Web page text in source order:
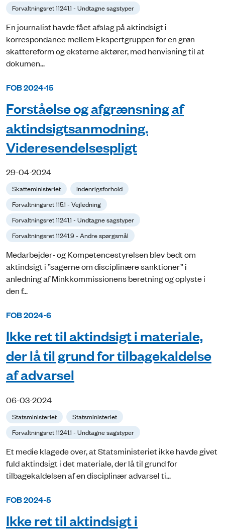
Forvaltningsret 11241.1 - Undtagne sagstyper
En journalist havde fået afslag på aktindsigt i
korrespondance mellem Ekspertgruppen for en grøn
skattereform og eksterne aktører, med henvisning til at
dokumen...
FOB 2024-15
Forståelse og afgrænsning af
aktindsigtsanmodning.
Videresendelsespligt
29-04-2024
Skatteministeriet
Indenrigsforhold
Forvaltningsret 115.1 - Vejledning
Forvaltningsret 11241.1 - Undtagne sagstyper
Forvaltningsret 11241.9 - Andre spørgsmål
Medarbejder- og Kompetencestyrelsen blev bedt om
aktindsigt i ”sagerne om disciplinære sanktioner” i
anledning af Minkkommissionens beretning og oplyste i
den f...
FOB 2024-6
Ikke ret til aktindsigt i materiale,
der lå til grund for tilbagekaldelse
af advarsel
06-03-2024
Statsministeriet
Statsministeriet
Forvaltningsret 11241.1 - Undtagne sagstyper
Et medie klagede over, at Statsministeriet ikke havde givet
fuld aktindsigt i det materiale, der lå til grund for
tilbagekaldelsen af en disciplinær advarsel ti...
FOB 2024-5
Ikke ret til aktindsigt i